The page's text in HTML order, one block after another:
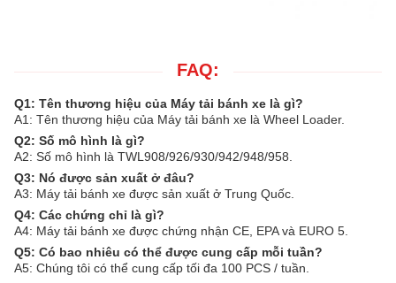
FAQ:
Q1: Tên thương hiệu của Máy tải bánh xe là gì?
A1: Tên thương hiệu của Máy tải bánh xe là Wheel Loader.
Q2: Số mô hình là gì?
A2: Số mô hình là TWL908/926/930/942/948/958.
Q3: Nó được sản xuất ở đâu?
A3: Máy tải bánh xe được sản xuất ở Trung Quốc.
Q4: Các chứng chỉ là gì?
A4: Máy tải bánh xe được chứng nhận CE, EPA và EURO 5.
Q5: Có bao nhiêu có thể được cung cấp mỗi tuần?
A5: Chúng tôi có thể cung cấp tối đa 100 PCS / tuần.